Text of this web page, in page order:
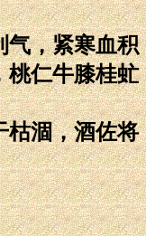
气，紧寒血积
桃仁牛膝桂虻
枯涸，酒佐将